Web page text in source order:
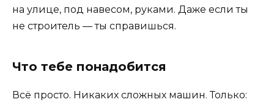
на улице, под навесом, руками. Даже если ты
не строитель — ты справишься.
Что тебе понадобится
Всё просто. Никаких сложных машин. Только: